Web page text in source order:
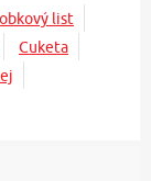
list
Cuketa